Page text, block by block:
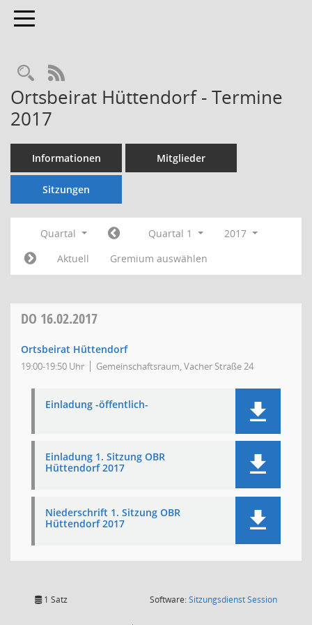
Toggle navigation
Rechercheauswahl
RSS-Feed
Ortsbeirat Hüttendorf - Termine
2017
Informationen Mitglieder
Sitzungen
Quartal Quartal 1
2017
Aktuell
Gremium auswählen
DO 16.02.2017
Ortsbeirat Hüttendorf
19:00-19:50 Uhr Gemeinschaftsraum, Vacher Straße 24
Einladung -öffentlich-
Einladung 1. Sitzung OBR
Hüttendorf 2017
Niederschrift 1. Sitzung OBR
Hüttendorf 2017
1 Satz Software:SitzungsdienstSession(Wird in